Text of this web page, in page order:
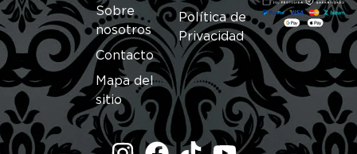
Sobre
nosotros
Contacto
Mapa del
sitio
Política de
Privacidad